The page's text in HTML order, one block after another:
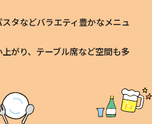
タなどバラエティ豊かなメニュ
がり、テーブル席など空間も多